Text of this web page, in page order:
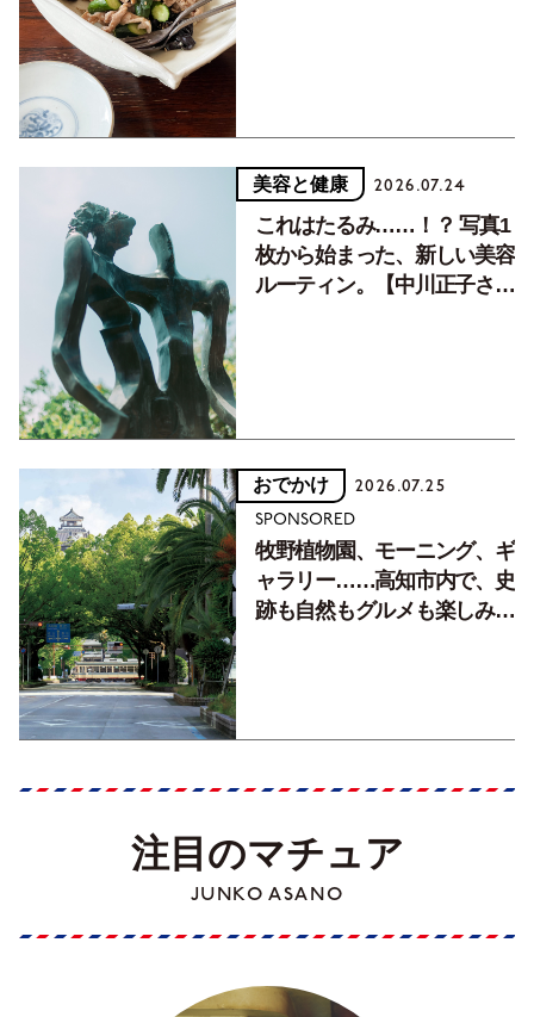
美容と健康 2026.07.24
これはたるみ……！？ 写真1
枚から始まった、新しい美容
ルーティン。【中川正子さん
おでかけ 2026.07.25
SPONSORED
牧野植物園、モーニング、ギ
ャラリー……高知市内で、史
跡も自然もグルメも楽しみ尽
注目のマチュア
JUNKO ASANO